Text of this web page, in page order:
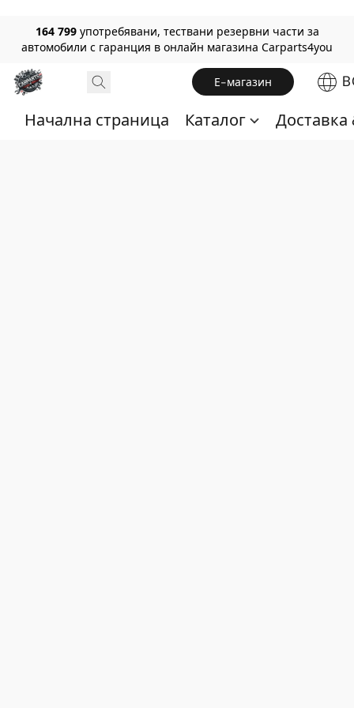
164 799 употребявани, тествани резервни части за
автомобили с гаранция в онлайн магазина Carparts4you
Е-магазин
Начална страница Каталог Доставка